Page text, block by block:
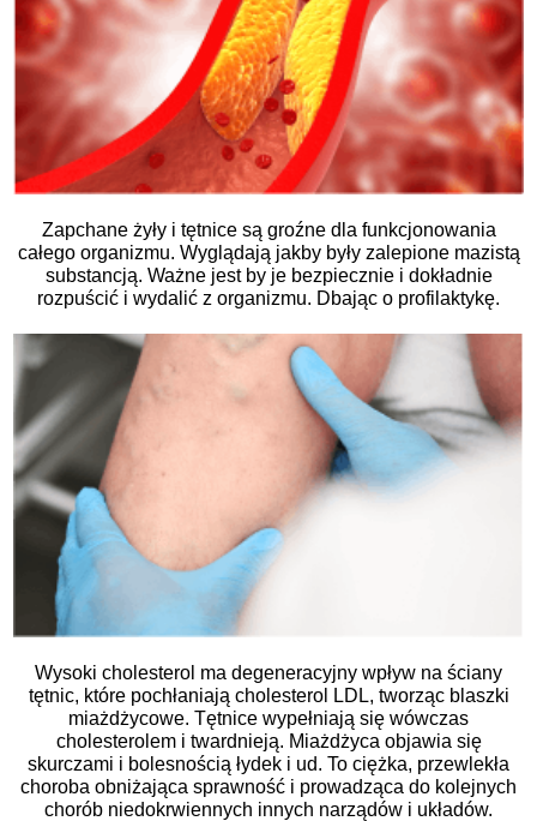
Zapchane żyły i tętnice są groźne dla funkcjonowania
całego organizmu. Wyglądają jakby były zalepione mazistą
substancją. Ważne jest by je bezpiecznie i dokładnie
rozpuścić i wydalić z organizmu. Dbając o profilaktykę.
Wysoki cholesterol ma degeneracyjny wpływ na ściany
tętnic, które pochłaniają cholesterol LDL, tworząc blaszki
miażdżycowe. Tętnice wypełniają się wówczas
cholesterolem i twardnieją. Miażdżyca objawia się
skurczami i bolesnością łydek i ud. To ciężka, przewlekła
choroba obniżająca sprawność i prowadząca do kolejnych
chorób niedokrwiennych innych narządów i układów.